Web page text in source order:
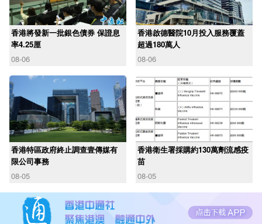
香港將發新一批銀色債券 保證息
率4.25厘
08-06
香港啟德醫院10月投入服務覆蓋
超過180萬人
08-06
香港特區政府終止調查壹傳媒有
限公司事務
08-05
香港衛生署採購約130萬劑流感疫
苗
08-05